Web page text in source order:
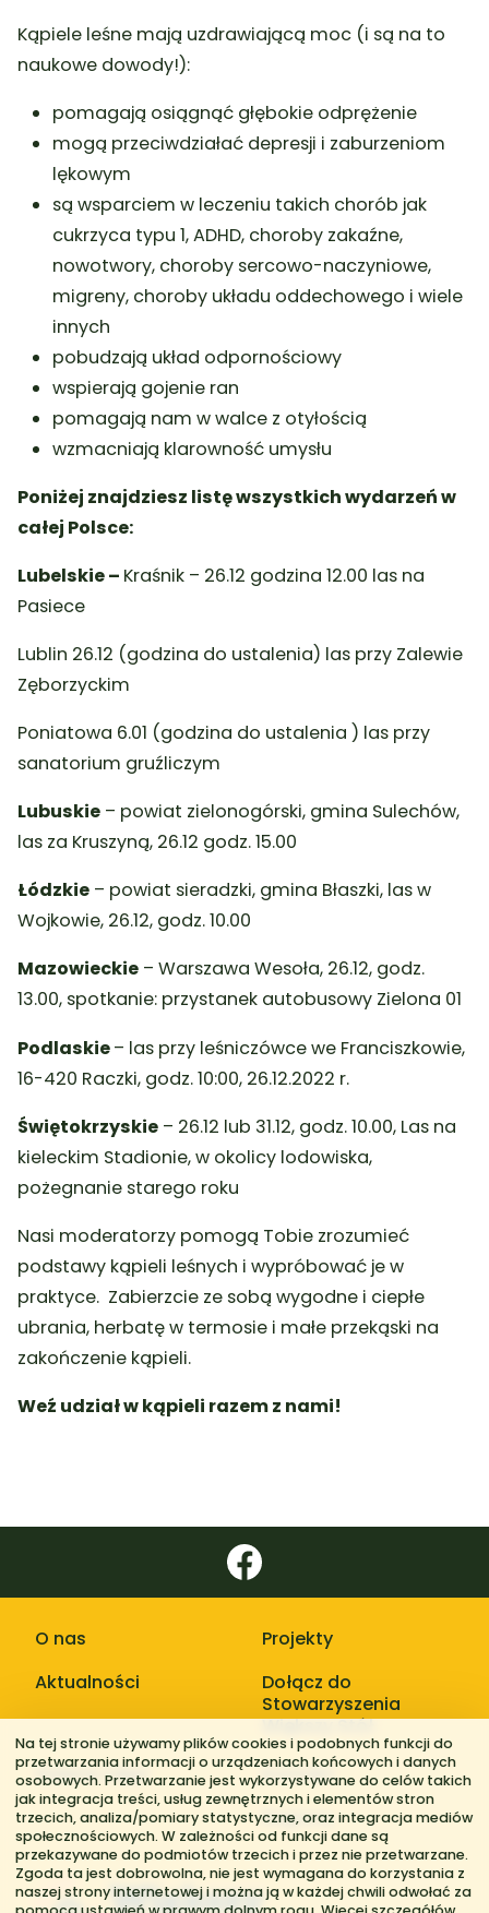
Kąpiele leśne mają uzdrawiającą moc (i są na to
naukowe dowody!):
pomagają osiągnąć głębokie odprężenie
mogą przeciwdziałać depresji i zaburzeniom
lękowym
są wsparciem w leczeniu takich chorób jak
cukrzyca typu 1, ADHD, choroby zakaźne,
nowotwory, choroby sercowo-naczyniowe,
migreny, choroby układu oddechowego i wiele
innych
pobudzają układ odpornościowy
wspierają gojenie ran
pomagają nam w walce z otyłością
wzmacniają klarowność umysłu
Poniżej znajdziesz listę wszystkich wydarzeń w
całej Polsce:
Lubelskie – Kraśnik – 26.12 godzina 12.00 las na
Pasiece
Lublin 26.12 (godzina do ustalenia) las przy Zalewie
Zęborzyckim
Poniatowa 6.01 (godzina do ustalenia ) las przy
sanatorium gruźliczym
Lubuskie – powiat zielonogórski, gmina Sulechów,
las za Kruszyną, 26.12 godz. 15.00
Łódzkie – powiat sieradzki, gmina Błaszki, las w
Wojkowie, 26.12, godz. 10.00
Mazowieckie – Warszawa Wesoła, 26.12, godz.
13.00, spotkanie: przystanek autobusowy Zielona 01
Podlaskie– las przy leśniczówce we Franciszkowie,
16-420 Raczki, godz. 10:00, 26.12.2022 r.
Świętokrzyskie – 26.12 lub 31.12, godz. 10.00, Las na
kieleckim Stadionie, w okolicy lodowiska,
pożegnanie starego roku
Nasi moderatorzy pomogą Tobie zrozumieć
podstawy kąpieli leśnych i wypróbować je w
praktyce. Zabierzcie ze sobą wygodne i ciepłe
ubrania, herbatę w termosie i małe przekąski na
zakończenie kąpieli.
Weź udział w kąpieli razem z nami!
O nas
Aktualności
Projekty
Dołącz do
Stowarzyszenia
Większy Stół
Galerie zdjęć
Kontakt
Regiony
Na tej stronie używamy plików cookies i podobnych funkcji do
przetwarzania informacji o urządzeniach końcowych i danych
osobowych. Przetwarzanie jest wykorzystywane do celów takich
jak integracja treści, usług zewnętrznych i elementów stron
trzecich, analiza/pomiary statystyczne, oraz integracja mediów
społecznościowych. W zależności od funkcji dane są
przekazywane do podmiotów trzecich i przez nie przetwarzane.
Zgoda ta jest dobrowolna, nie jest wymagana do korzystania z
naszej strony internetowej i można ją w każdej chwili odwołać za